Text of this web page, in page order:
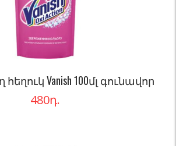
Vanish 100մլ գունավոր
480դ.